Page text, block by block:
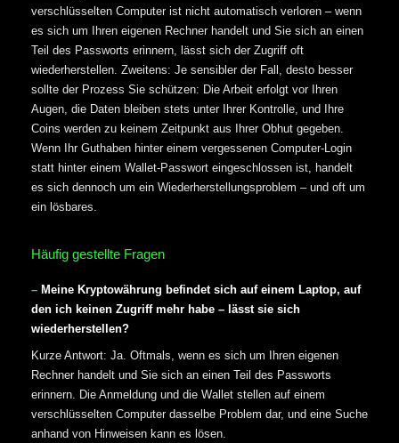
verschlüsselten Computer ist nicht automatisch verloren – wenn
es sich um Ihren eigenen Rechner handelt und Sie sich an einen
Teil des Passworts erinnern, lässt sich der Zugriff oft
wiederherstellen. Zweitens: Je sensibler der Fall, desto besser
sollte der Prozess Sie schützen: Die Arbeit erfolgt vor Ihren
Augen, die Daten bleiben stets unter Ihrer Kontrolle, und Ihre
Coins werden zu keinem Zeitpunkt aus Ihrer Obhut gegeben.
Wenn Ihr Guthaben hinter einem vergessenen Computer-Login
statt hinter einem Wallet-Passwort eingeschlossen ist, handelt
es sich dennoch um ein Wiederherstellungsproblem – und oft um
ein lösbares.
Häufig gestellte Fragen
Meine Kryptowährung befindet sich auf einem Laptop, auf
den ich keinen Zugriff mehr habe – lässt sie sich
wiederherstellen?
Kurze Antwort: Ja. Oftmals, wenn es sich um Ihren eigenen
Rechner handelt und Sie sich an einen Teil des Passworts
erinnern. Die Anmeldung und die Wallet stellen auf einem
verschlüsselten Computer dasselbe Problem dar, und eine Suche
anhand von Hinweisen kann es lösen.